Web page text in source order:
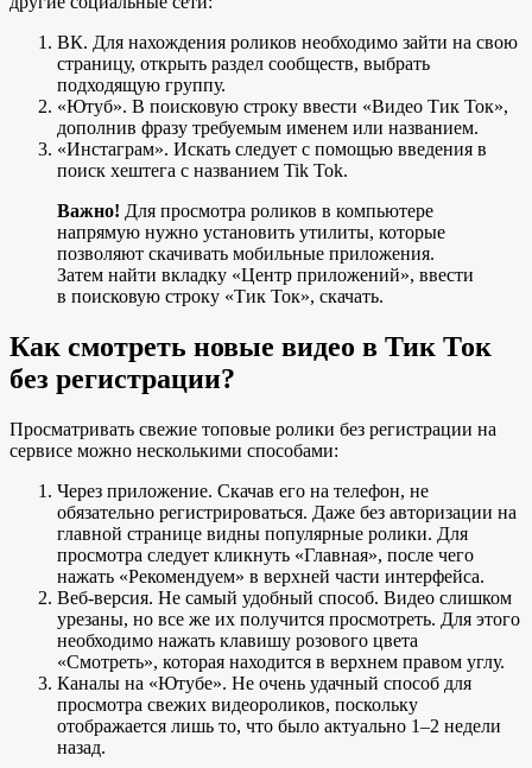
ВК. Для нахождения роликов необходимо зайти на свою
страницу, открыть раздел сообществ, выбрать
подходящую группу.
«Ютуб». В поисковую строку ввести «Видео Тик Ток»,
дополнив фразу требуемым именем или названием.
«Инстаграм». Искать следует с помощью введения в
поиск хештега с названием Tik Tok.
Важно! Для просмотра роликов в компьютере
напрямую нужно установить утилиты, которые
позволяют скачивать мобильные приложения.
Затем найти вкладку «Центр приложений», ввести
в поисковую строку «Тик Ток», скачать.
Как смотреть новые видео в Тик Ток
без регистрации?
Просматривать свежие топовые ролики без регистрации на
сервисе можно несколькими способами:
Через приложение. Скачав его на телефон, не
обязательно регистрироваться. Даже без авторизации на
главной странице видны популярные ролики. Для
просмотра следует кликнуть «Главная», после чего
нажать «Рекомендуем» в верхней части интерфейса.
Веб-версия. Не самый удобный способ. Видео слишком
урезаны, но все же их получится просмотреть. Для этого
необходимо нажать клавишу розового цвета
«Смотреть», которая находится в верхнем правом углу.
Каналы на «Ютубе». Не очень удачный способ для
просмотра свежих видеороликов, поскольку
отображается лишь то, что было актуально 1–2 недели
назад.